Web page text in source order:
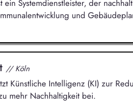
ein Systemdienstleister, der
und
// Köln
Künstliche Intelligenz (KI) zur
mehr Nachhaltigkeit bei.